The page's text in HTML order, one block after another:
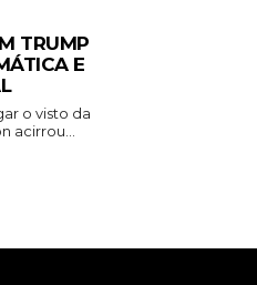
TRUMP
E
o visto da
acirrou...